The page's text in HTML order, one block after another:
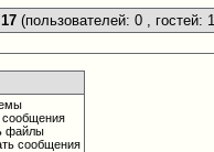
(пользователей: 0 , гостей:
сообщения
файлы
сообщения